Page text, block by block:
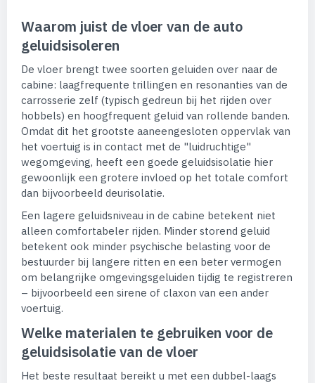
Waarom juist de vloer van de auto
geluidsisoleren
De vloer brengt twee soorten geluiden over naar de
cabine: laagfrequente trillingen en resonanties van de
carrosserie zelf (typisch gedreun bij het rijden over
hobbels) en hoogfrequent geluid van rollende banden.
Omdat dit het grootste aaneengesloten oppervlak van
het voertuig is in contact met de "luidruchtige"
wegomgeving, heeft een goede geluidsisolatie hier
gewoonlijk een grotere invloed op het totale comfort
dan bijvoorbeeld deurisolatie.
Een lagere geluidsniveau in de cabine betekent niet
alleen comfortabeler rijden. Minder storend geluid
betekent ook minder psychische belasting voor de
bestuurder bij langere ritten en een beter vermogen
om belangrijke omgevingsgeluiden tijdig te registreren
– bijvoorbeeld een sirene of claxon van een ander
voertuig.
Welke materialen te gebruiken voor de
geluidsisolatie van de vloer
Het beste resultaat bereikt u met een dubbel-laags